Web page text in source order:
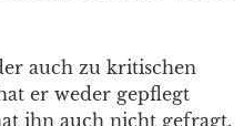
auch zu kritischen
er weder gepflegt
ihn auch nicht gefragt.